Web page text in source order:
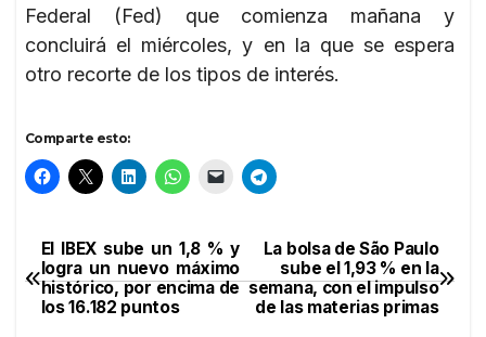
Federal (Fed) que comienza mañana y
concluirá el miércoles, y en la que se espera
otro recorte de los tipos de interés.
Comparte esto:
Navegación
de
La bolsa de São Paulo
sube el 1,93 % en la
semana, con el impulso
de las materias primas
El IBEX sube un 1,8 % y
logra un nuevo máximo
histórico, por encima de
los 16.182 puntos